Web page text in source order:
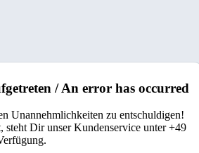
/ An error has occurred
Unannehmlichkeiten zu entschuldigen!
steht Dir unser Kundenservice unter +49